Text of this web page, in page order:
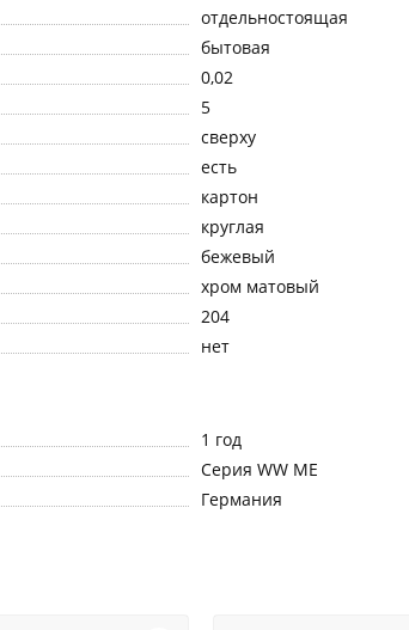
отдельностоящая
бытовая
0,02
5
сверху
есть
картон
круглая
бежевый
хром матовый
204
нет
1 год
Серия WW ME
Германия